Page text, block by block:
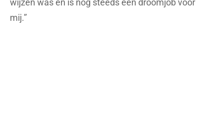
wijzen was en is nog steeds een droomjob voor
mij.”